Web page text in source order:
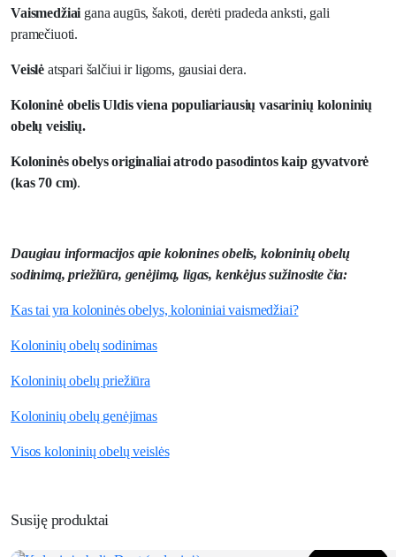
Vaismedžiai gana augūs, šakoti, derėti pradeda anksti, gali
pramečiuoti.
Veislė atspari šalčiui ir ligoms, gausiai dera.
Koloninė obelis Uldis viena populiariausių vasarinių koloninių
obelų veislių.
Koloninės obelys originaliai atrodo pasodintos kaip gyvatvorė
(kas 70 cm).
Daugiau informacijos apie kolonines obelis, koloninių obelų
sodinimą, priežiūra, genėjimą, ligas, kenkėjus sužinosite čia:
Kas tai yra koloninės obelys, koloniniai vaismedžiai?
Koloninių obelų sodinimas
Koloninių obelų priežiūra
Koloninių obelų genėjimas
Visos koloninių obelų veislės
Susiję produktai